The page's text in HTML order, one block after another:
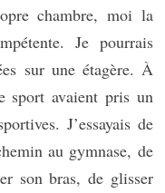
chambre, moi la
Je pourrais
sur une étagère. À
sport avaient pris un
J’essayais de
au gymnase, de
son bras, de glisser